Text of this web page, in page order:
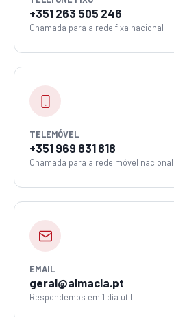
+351 263 505 246
Chamada para a rede fixa nacional
TELEMÓVEL
+351 969 831 818
Chamada para a rede móvel nacional
EMAIL
geral@almacla.pt
Respondemos em 1 dia útil